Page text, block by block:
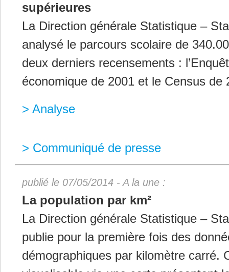
supérieures
La Direction générale Statistique –
analysé le parcours scolaire de
deux derniers recensements :
économique de 2001 et le Census de
> Analyse
> Communiqué de presse
publié le 07/05/2014 - A la une :
La population par km²
La Direction générale Statistique –
publie pour la première fois des
démographiques par kilomètre carré.